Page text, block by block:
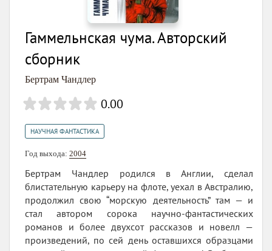
Гаммельнская чума. Авторский
сборник
Бертрам Чандлер
0.00
НАУЧНАЯ ФАНТАСТИКА
Год выхода: 2004
Бертрам Чандлер родился в Англии, сделал
блистательную карьеру на флоте, уехал в Австралию,
продолжил свою “морскую деятельность” там — и
стал автором сорока научно-фантастических
романов и более двухсот рассказов и новелл —
произведений, по сей день оставшихся образцами